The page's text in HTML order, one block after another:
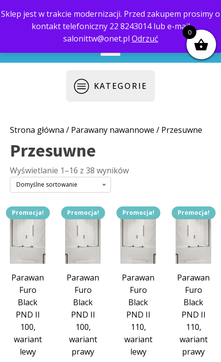
Sklep jest w trakcie modernizacji. Przed zakupem prosimy o
kontakt telefoniczny 22 8243014 lub e-mail
salonittw@onet.pl Odrzuć
biuro@saloni.pl 22 559-10-50
KATEGORIE
Strona główna / Parawany nawannowe / Przesuwne
Przesuwne
Wyświetlanie 1–16 z 38 wyników
Promocja!
Parawan
Furo
Black
PND II
100,
wariant
lewy
Promocja!
Parawan
Furo
Black
PND II
100,
wariant
prawy
Promocja!
Parawan
Furo
Black
PND II
110,
wariant
lewy
Promocja!
Parawan
Furo
Black
PND II
110,
wariant
prawy
0